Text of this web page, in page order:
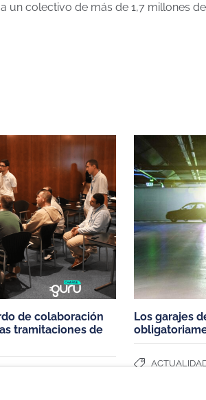
colectivo de más de 1,7 millones
de colaboración
tramitaciones de
Los garajes
punto de
Coches eléctricos
Tesla Model 3
Fiat 500
Tesla model Y
MG4
Dacia Spring